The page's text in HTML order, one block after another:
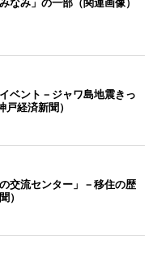
ベント－ジャワ島地震きっ
経済新聞）
交流センター」－移住の歴
）